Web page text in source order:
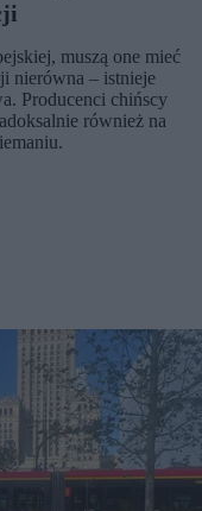
muszą one mieć
nierówna – istnieje
Producenci chińscy
również na